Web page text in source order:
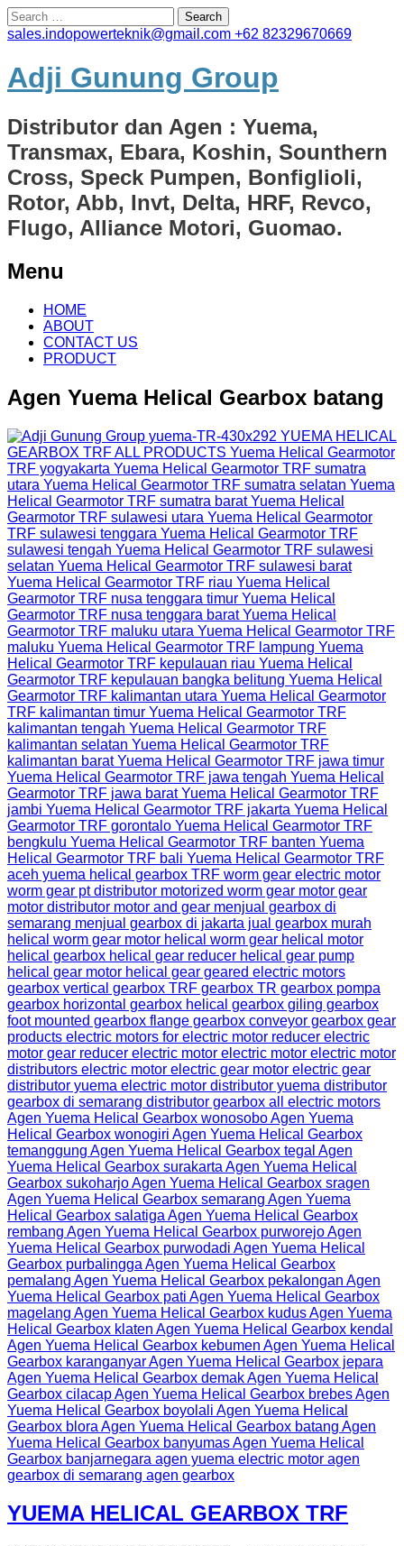
Search
for:
sales.indopowerteknik@gmail.com +62 82329670669
Adji Gunung Group
Distributor dan Agen : Yuema,
Transmax, Ebara, Koshin, Sounthern
Cross, Speck Pumpen, Bonfiglioli,
Rotor, Abb, Invt, Delta, HRF, Revco,
Flugo, Alliance Motori, Guomao.
Menu
Skip
content
HOME
ABOUT
CONTACT US
PRODUCT
Agen Yuema Helical Gearbox batang
YUEMA HELICAL GEARBOX TRF